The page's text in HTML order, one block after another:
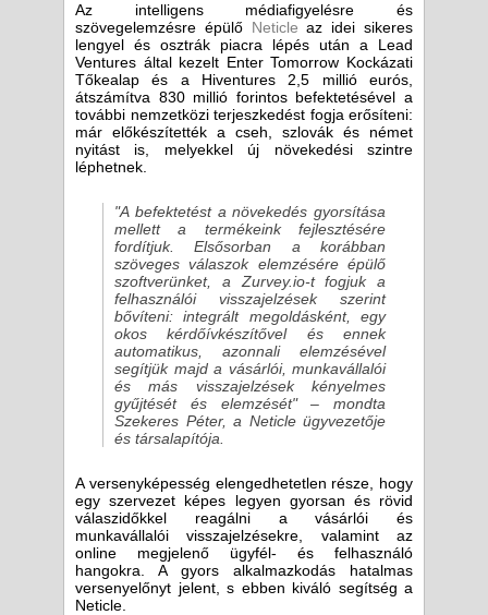
Az intelligens médiafigyelésre és
szövegelemzésre épülő Neticle az idei sikeres
lengyel és osztrák piacra lépés után a Lead
Ventures által kezelt Enter Tomorrow Kockázati
Tőkealap és a Hiventures 2,5 millió eurós,
átszámítva 830 millió forintos befektetésével a
további nemzetközi terjeszkedést fogja erősíteni:
már előkészítették a cseh, szlovák és német
nyitást is, melyekkel új növekedési szintre
léphetnek.
"A befektetést a növekedés gyorsítása
mellett a termékeink fejlesztésére
fordítjuk. Elsősorban a korábban
szöveges válaszok elemzésére épülő
szoftverünket, a Zurvey.io-t fogjuk a
felhasználói visszajelzések szerint
bővíteni: integrált megoldásként, egy
okos kérdőívkészítővel és ennek
automatikus, azonnali elemzésével
segítjük majd a vásárlói, munkavállalói
és más visszajelzések kényelmes
gyűjtését és elemzését" – mondta
Szekeres Péter, a Neticle ügyvezetője
és társalapítója.
A versenyképesség elengedhetetlen része, hogy
egy szervezet képes legyen gyorsan és rövid
válaszidőkkel reagálni a vásárlói és
munkavállalói visszajelzésekre, valamint az
online megjelenő ügyfél- és felhasználó
hangokra. A gyors alkalmazkodás hatalmas
versenyelőnyt jelent, s ebben kiváló segítség a
Neticle.